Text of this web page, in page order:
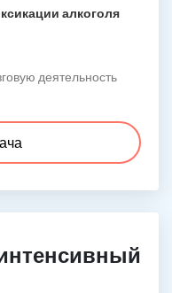
алкоголя
деятельность